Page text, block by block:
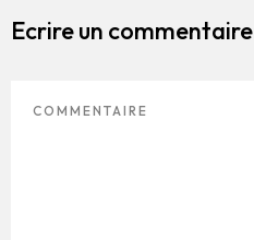
Ecrire un commentaire